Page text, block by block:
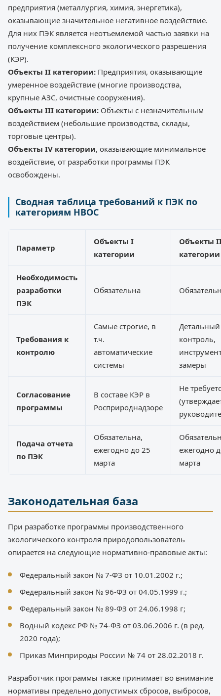
предприятия (металлургия, химия, энергетика),
оказывающие значительное негативное воздействие.
Для них ПЭК является неотъемлемой частью заявки на
получение комплексного экологического разрешения
(КЭР).
Объекты II категории: Предприятия, оказывающие
умеренное воздействие (многие производства,
крупные АЗС, очистные сооружения).
Объекты III категории: Объекты с незначительным
воздействием (небольшие производства, склады,
торговые центры).
Объекты IV категории, оказывающие минимальное
воздействие, от разработки программы ПЭК
освобождены.
Сводная таблица требований к ПЭК по
категориям НВОС
Параметр
Объекты I
категории
Объекты
категории
Необходимость
разработки
ПЭК
Обязательна
Требования к
контролю
Самые строгие, в
т.ч.
автоматические
системы
Детальный
контроль,
замеры
Согласование
программы
В составе КЭР в
Росприроднадзоре
Не
Подача отчета
по ПЭК
Обязательна,
ежегодно до 25
марта
ежегодно
марта
Законодательная база
При разработке программы производственного
экологического контроля природопользователь
опирается на следующие нормативно-правовые акты:
Федеральный закон № 7-ФЗ от 10.01.2002 г.;
Федеральный закон № 96-ФЗ от 04.05.1999 г.;
Федеральный закон № 89-ФЗ от 24.06.1998 г;
Водный кодекс РФ № 74-ФЗ от 03.06.2006 г. (в ред.
2020 года);
Приказ Минприроды России № 74 от 28.02.2018 г.
Разработчик программы также принимает во внимание
нормативы предельно допустимых сбросов, выбросов,